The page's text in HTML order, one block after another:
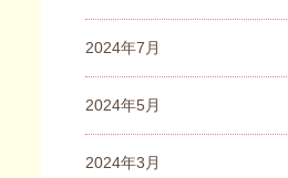
2024年7月
2024年5月
2024年3月